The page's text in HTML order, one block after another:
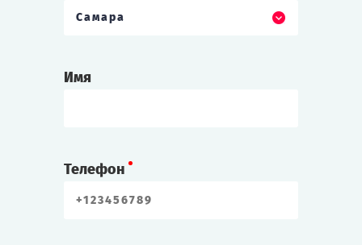
Самара
Имя
Телефон